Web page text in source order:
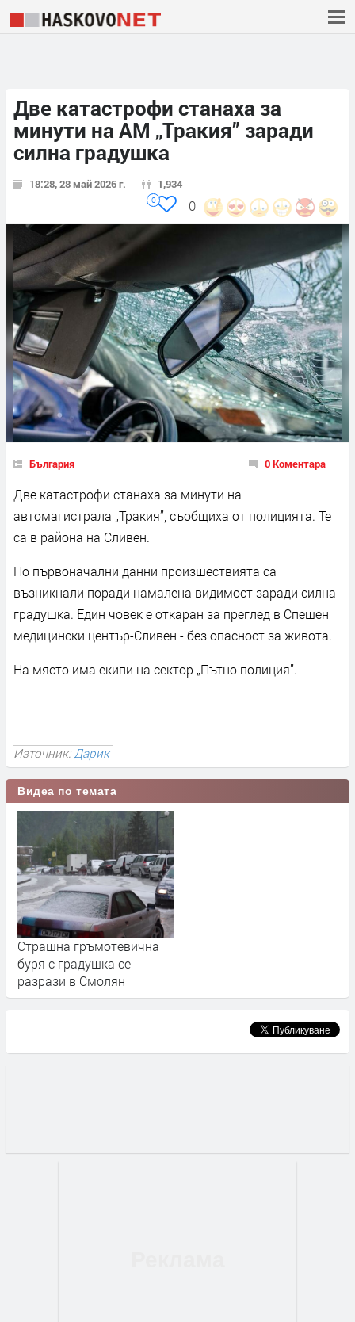
Две катастрофи станаха за
минути на АМ „Тракия” заради
силна градушка
18:28, 28 май 2026 г. 1,934
0
0
България 0 Коментара
Две катастрофи станаха за минути на
автомагистрала „Тракия”, съобщиха от полицията. Те
са в района на Сливен.
По първоначални данни произшествията са
възникнали поради намалена видимост заради силна
градушка. Един човек е откаран за преглед в Спешен
медицински център-Сливен - без опасност за живота.
На място има екипи на сектор „Пътно полиция”.
Източник:Дарик
Видеа по темата
Стрaшна гръмотевична
буря с градушка се
разрази в Смолян